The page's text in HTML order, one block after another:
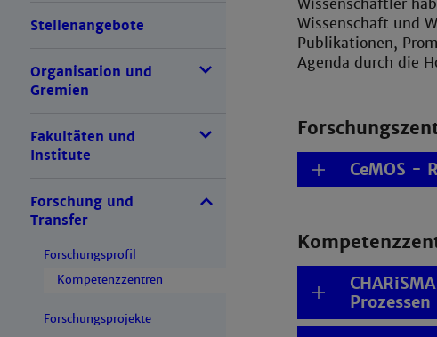
Stellenangebote
Organisation und
Gremien
Fakultäten und
Institute
Forschung und
Transfer
Forschungsprofil
Kompetenzzentren
Forschungsprojekte
Wissenschaftler
Wissenschaft und
Publikationen,
Agenda durch die
CeMOS -